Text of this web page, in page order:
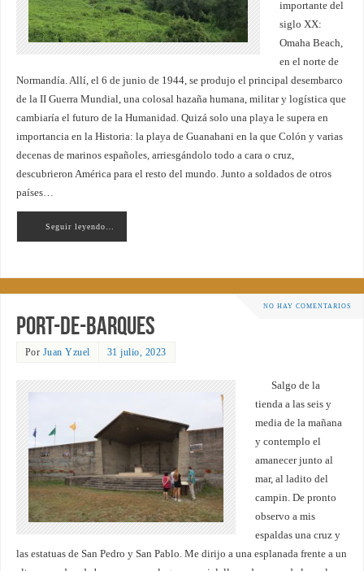
importante del
siglo XX:
Omaha Beach,
en el norte de
Normandía. Allí, el 6 de junio de 1944, se produjo el principal desembarco
de la II Guerra Mundial, una colosal hazaña humana, militar y logística que
cambiaría el futuro de la Humanidad. Quizá solo una playa le supera en
importancia en la Historia: la playa de Guanahani en la que Colón y varias
decenas de marinos españoles, arriesgándolo todo a cara o cruz,
descubrieron América para el resto del mundo. Junto a soldados de otros
países…
Seguir leyendo…
NO HAY COMENTARIOS
Port-de-Barques
Por Juan Yzuel 31 julio, 2023
Salgo de la
tienda a las seis y
media de la mañana
y contemplo el
amanecer junto al
mar, al ladito del
campin. De pronto
observo a mis
espaldas una cruz y
las estatuas de San Pedro y San Pablo. Me dirijo a una esplanada frente a un